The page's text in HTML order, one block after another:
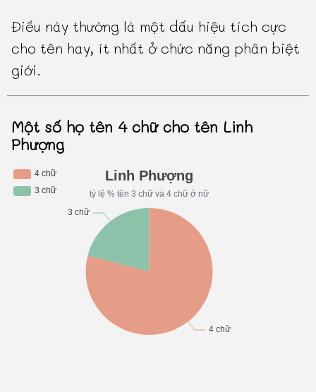
Điều này thường là một dấu hiệu tích cực
cho tên hay, ít nhất ở chức năng phân biệt
giới.
Một số họ tên 4 chữ cho tên Linh
Phượng